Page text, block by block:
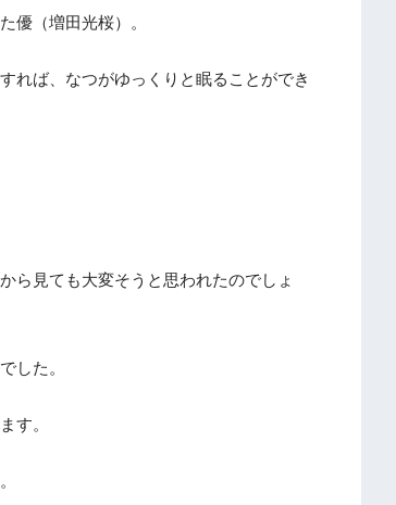
優（増田光桜）。
れば、なつがゆっくりと眠ることができ
ら見ても大変そうと思われたのでしょ
した。
す。